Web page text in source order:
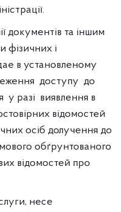
документів та іншим
фізичних i
в установленому
доступу до
у разі виявлення в
відомостей
осіб долучення до
обґрунтованого
відомостей про
несе